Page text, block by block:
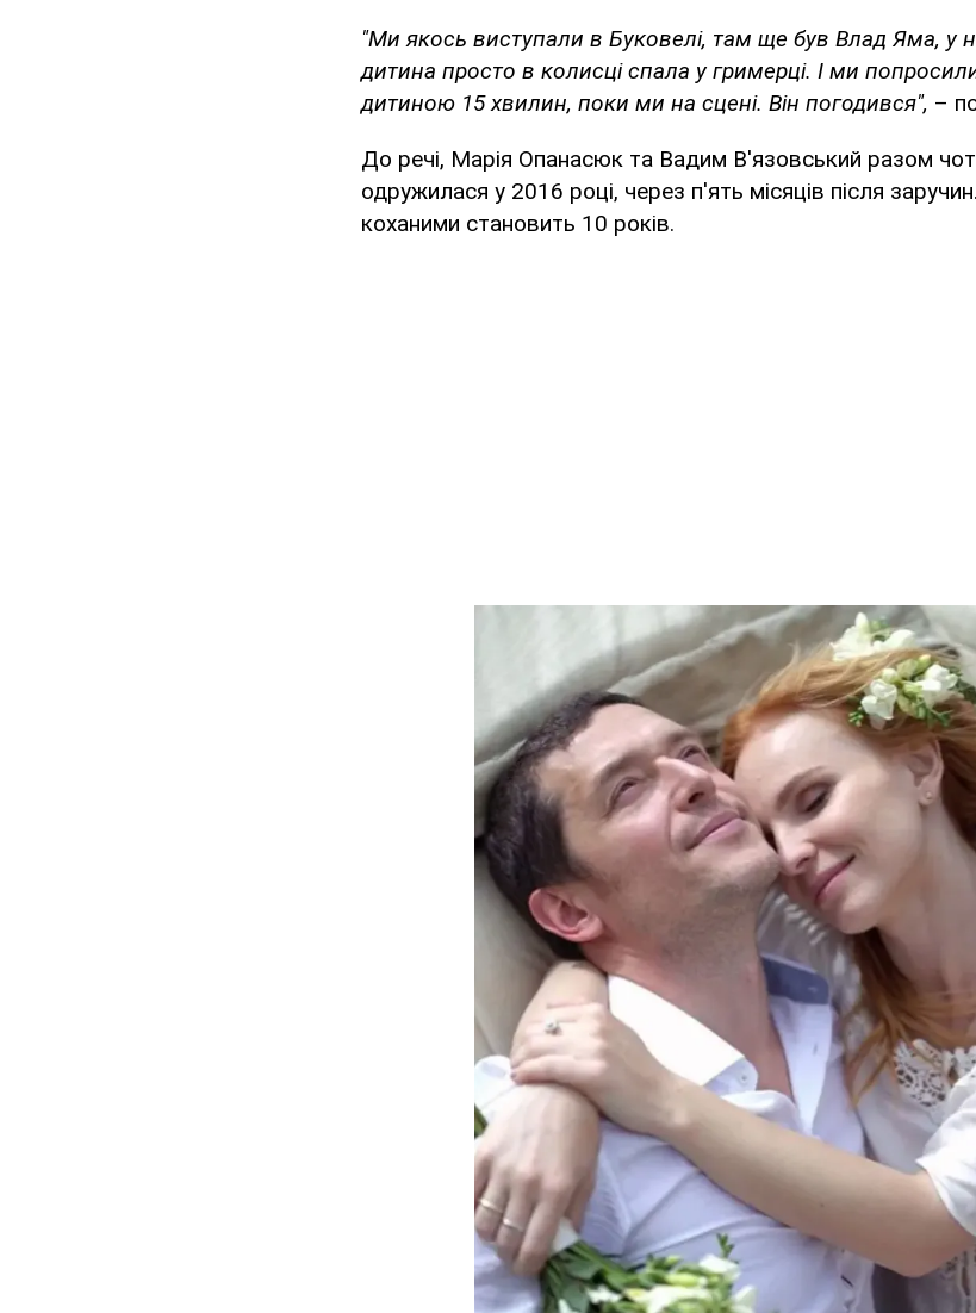
"Ми якось виступали в Буковелі, там ще був Влад Яма, у
дитина просто в колисці спала у гримерці. І ми
дитиною 15 хвилин, поки ми на сцені. Він погодився", –
До речі, Марія Опанасюк та Вадим В'язовський разом
одружилася у 2016 році, через п'ять місяців після
коханими становить 10 років.